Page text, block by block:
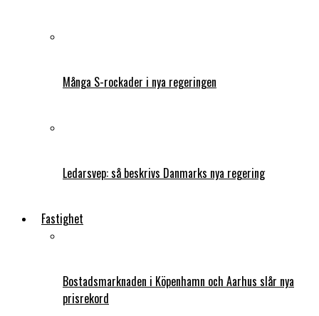
Många S-rockader i nya regeringen
Ledarsvep: så beskrivs Danmarks nya regering
Fastighet
Bostadsmarknaden i Köpenhamn och Aarhus slår nya
prisrekord